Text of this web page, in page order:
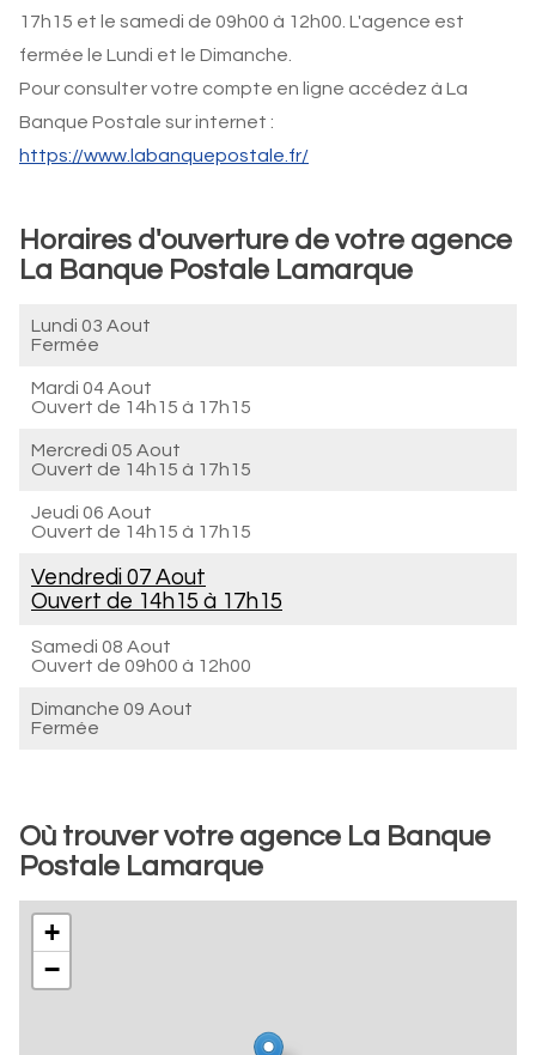
17h15 et le samedi de 09h00 à 12h00. L'agence est
fermée le Lundi et le Dimanche.
Pour consulter votre compte en ligne accédez à La
Banque Postale sur internet :
https://www.labanquepostale.fr/
Horaires d'ouverture de votre agence
La Banque Postale Lamarque
Lundi 03 Aout
Fermée
Mardi 04 Aout
Ouvert de 14h15 à 17h15
Mercredi 05 Aout
Ouvert de 14h15 à 17h15
Jeudi 06 Aout
Ouvert de 14h15 à 17h15
Vendredi 07 Aout
Ouvert de 14h15 à 17h15
Samedi 08 Aout
Ouvert de 09h00 à 12h00
Dimanche 09 Aout
Fermée
Où trouver votre agence La Banque
Postale Lamarque
+
−